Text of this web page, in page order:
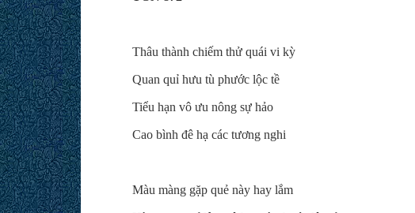
Thâu thành chiếm thử quái vi kỳ
Quan quỉ hưu tù phước lộc tề
Tiểu hạn vô ưu nông sự hảo
Cao bình đê hạ các tương nghi
Màu màng gặp quẻ này hay lắm